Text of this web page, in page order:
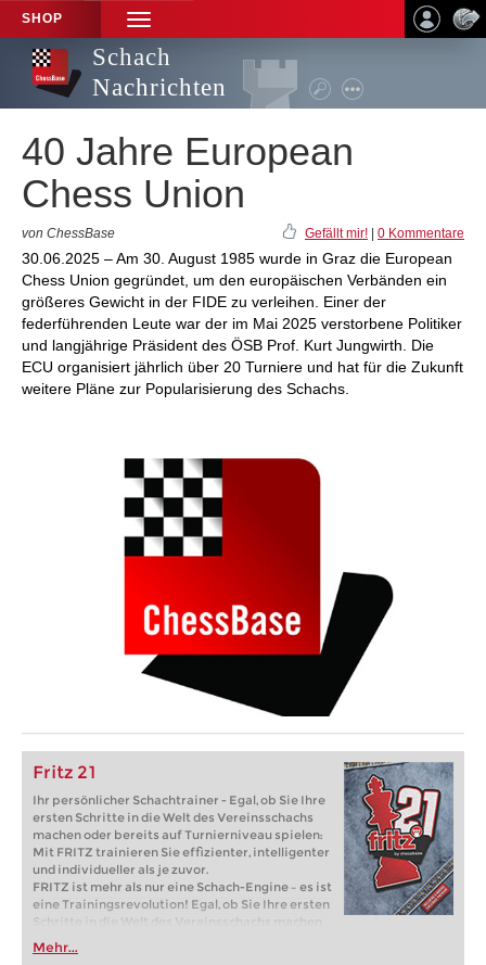
SHOP
TOGGLE
NAVIGATION
Schach
Nachrichten
40 Jahre European
Chess Union
von ChessBase Gefällt mir! 0 Kommentare
30.06.2025 – Am 30. August 1985 wurde in Graz die European
Chess Union gegründet, um den europäischen Verbänden ein
größeres Gewicht in der FIDE zu verleihen. Einer der
federführenden Leute war der im Mai 2025 verstorbene Politiker
und langjährige Präsident des ÖSB Prof. Kurt Jungwirth. Die
ECU organisiert jährlich über 20 Turniere und hat für die Zukunft
weitere Pläne zur Popularisierung des Schachs.
Fritz 21
Ihr persönlicher Schachtrainer - Egal, ob Sie Ihre
ersten Schritte in die Welt des Vereinsschachs
machen oder bereits auf Turnierniveau spielen:
Mit FRITZ trainieren Sie effizienter, intelligenter
und individueller als je zuvor.
FRITZ ist mehr als nur eine Schach-Engine – es ist
eine Trainingsrevolution! Egal, ob Sie Ihre ersten
Schritte in die Welt des Vereinsschachs machen
oder bereits auf Turnierniveau spielen: Mit
FRITZ trainieren Sie effizienter, intelligenter und
Mehr...